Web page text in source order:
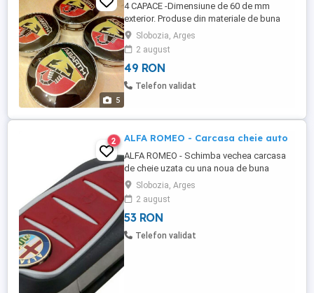
5
4 CAPACE -Dimensiune de 60 de mm
exterior. Produse din materiale de buna
calitate ABS Plastic+ aluminiu.Sunt
compatibile cu 124 125 125 500 695
OT2000 Coupe.Transport in toata tara prin
Prioripost curier.Pretul nu include
transportul. Pentru orice detaliu, va stau la
Slobozia, Arges
2 august
49 RON
Telefon validat
2 ALFA ROMEO - Carcasa cheie auto
ALFA ROMEO - Schimba vechea carcasa
de cheie uzata cu una noua de buna
calitate.Carcasa este cauciucata din
plastic moale .Usor de instalat ,pur si
simplu scoateti modulul de pe vechea
carcasa si il asezati in noua
carcasa.Pachetul contine carcasa cu 3
Slobozia, Arges
2 august
53 RON
Telefon validat